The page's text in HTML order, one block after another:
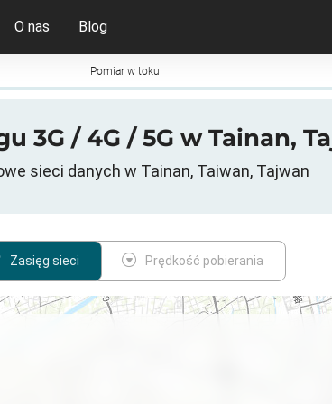
O nas Blog
Pomiar w toku
3G / 4G / 5G w Tainan,
sieci danych w Tainan, Taiwan, Tajwan
Zasięg sieci Prędkość pobierania